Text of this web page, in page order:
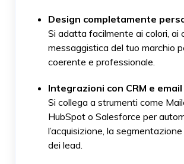
Design completamente
Si adatta facilmente ai colori, ai
messaggistica del tuo marchio
coerente e professionale.
Integrazioni con CRM e
Si collega a strumenti come
HubSpot o Salesforce per
l’acquisizione, la
dei lead.